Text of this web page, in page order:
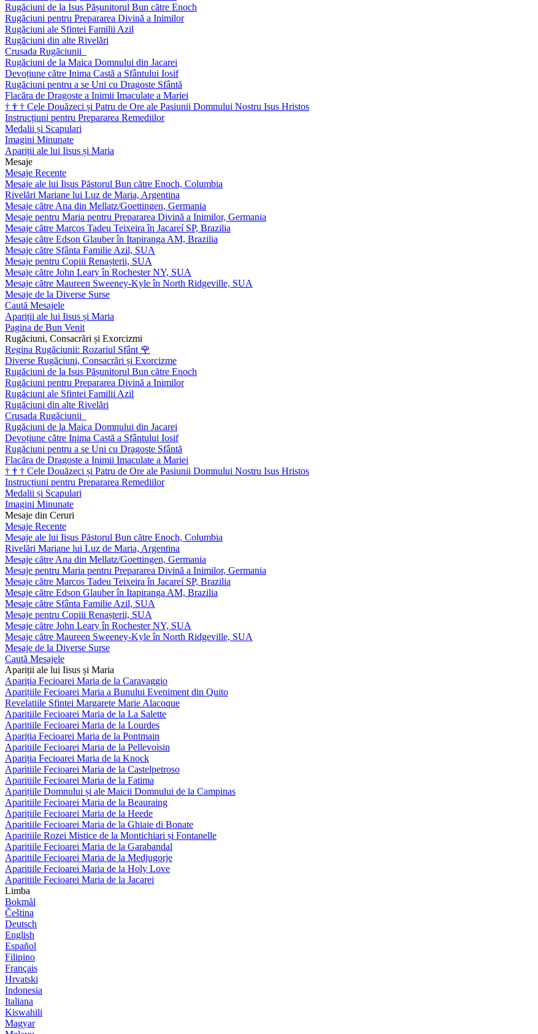
Rugăciuni de la Isus Pășunitorul Bun către Enoch
Rugăciuni pentru Prepararea Divină a Inimilor
Rugăciuni ale Sfintei Familii Azil
Rugăciuni din alte Rivelări
Crusada Rugăciunii
Rugăciuni de la Maica Domnului din Jacarei
Devoțiune către Inima Castă a Sfântului Iosif
Rugăciuni pentru a se Uni cu Dragoste Sfântă
Flacăra de Dragoste a Inimii Imaculate a Mariei
† † † Cele Douăzeci și Patru de Ore ale Pasiunii Domnului Nostru Isus Hristos
Instrucțiuni pentru Prepararea Remediilor
Medalii și Scapulari
Imagini Minunate
Apariții ale lui Iisus și Maria
Mesaje
Mesaje Recente
Mesaje ale lui Iisus Păstorul Bun către Enoch, Columbia
Rivelări Mariane lui Luz de Maria, Argentina
Mesaje către Ana din Mellatz/Goettingen, Germania
Mesaje pentru Maria pentru Prepararea Divină a Inimilor, Germania
Mesaje către Marcos Tadeu Teixeira în Jacareí SP, Brazilia
Mesaje către Edson Glauber în Itapiranga AM, Brazilia
Mesaje către Sfânta Familie Azil, SUA
Mesaje pentru Copiii Renașterii, SUA
Mesaje către John Leary în Rochester NY, SUA
Mesaje către Maureen Sweeney-Kyle în North Ridgeville, SUA
Mesaje de la Diverse Surse
Caută Mesajele
Apariții ale lui Iisus și Maria
Pagina de Bun Venit
Rugăciuni, Consacrări și Exorcizmi
Regina Rugăciunii: Rozariul Sfânt 🌹
Diverse Rugăciuni, Consacrări și Exorcizme
Rugăciuni de la Isus Pășunitorul Bun către Enoch
Rugăciuni pentru Prepararea Divină a Inimilor
Rugăciuni ale Sfintei Familii Azil
Rugăciuni din alte Rivelări
Crusada Rugăciunii
Rugăciuni de la Maica Domnului din Jacarei
Devoțiune către Inima Castă a Sfântului Iosif
Rugăciuni pentru a se Uni cu Dragoste Sfântă
Flacăra de Dragoste a Inimii Imaculate a Mariei
† † † Cele Douăzeci și Patru de Ore ale Pasiunii Domnului Nostru Isus Hristos
Instrucțiuni pentru Prepararea Remediilor
Medalii și Scapulari
Imagini Minunate
Mesaje din Ceruri
Mesaje Recente
Mesaje ale lui Iisus Păstorul Bun către Enoch, Columbia
Rivelări Mariane lui Luz de Maria, Argentina
Mesaje către Ana din Mellatz/Goettingen, Germania
Mesaje pentru Maria pentru Prepararea Divină a Inimilor, Germania
Mesaje către Marcos Tadeu Teixeira în Jacareí SP, Brazilia
Mesaje către Edson Glauber în Itapiranga AM, Brazilia
Mesaje către Sfânta Familie Azil, SUA
Mesaje pentru Copiii Renașterii, SUA
Mesaje către John Leary în Rochester NY, SUA
Mesaje către Maureen Sweeney-Kyle în North Ridgeville, SUA
Mesaje de la Diverse Surse
Caută Mesajele
Apariții ale lui Iisus și Maria
Apariția Fecioarei Maria de la Caravaggio
Aparițiile Fecioarei Maria a Bunului Eveniment din Quito
Revelatiile Sfintei Margarete Marie Alacoque
Aparitiile Fecioarei Maria de la La Salette
Aparitiile Fecioarei Maria de la Lourdes
Apariția Fecioarei Maria de la Pontmain
Aparitiile Fecioarei Maria de la Pellevoisin
Apariția Fecioarei Maria de la Knock
Aparitiile Fecioarei Maria de la Castelpetroso
Aparitiile Fecioarei Maria de la Fatima
Aparițiile Domnului și ale Maicii Domnului de la Campinas
Aparitiile Fecioarei Maria de la Beauraing
Aparițiile Fecioarei Maria de la Heede
Aparitiile Fecioarei Maria de la Ghiaie di Bonate
Aparitiile Rozei Mistice de la Montichiari și Fontanelle
Aparitiile Fecioarei Maria de la Garabandal
Aparitiile Fecioarei Maria de la Medjugorje
Aparitiile Fecioarei Maria de la Holy Love
Aparitiile Fecioarei Maria de la Jacarei
Limba
Bokmål
Čeština
Deutsch
English
Español
Filipino
Français
Hrvatski
Indonesia
Italiana
Kiswahili
Magyar